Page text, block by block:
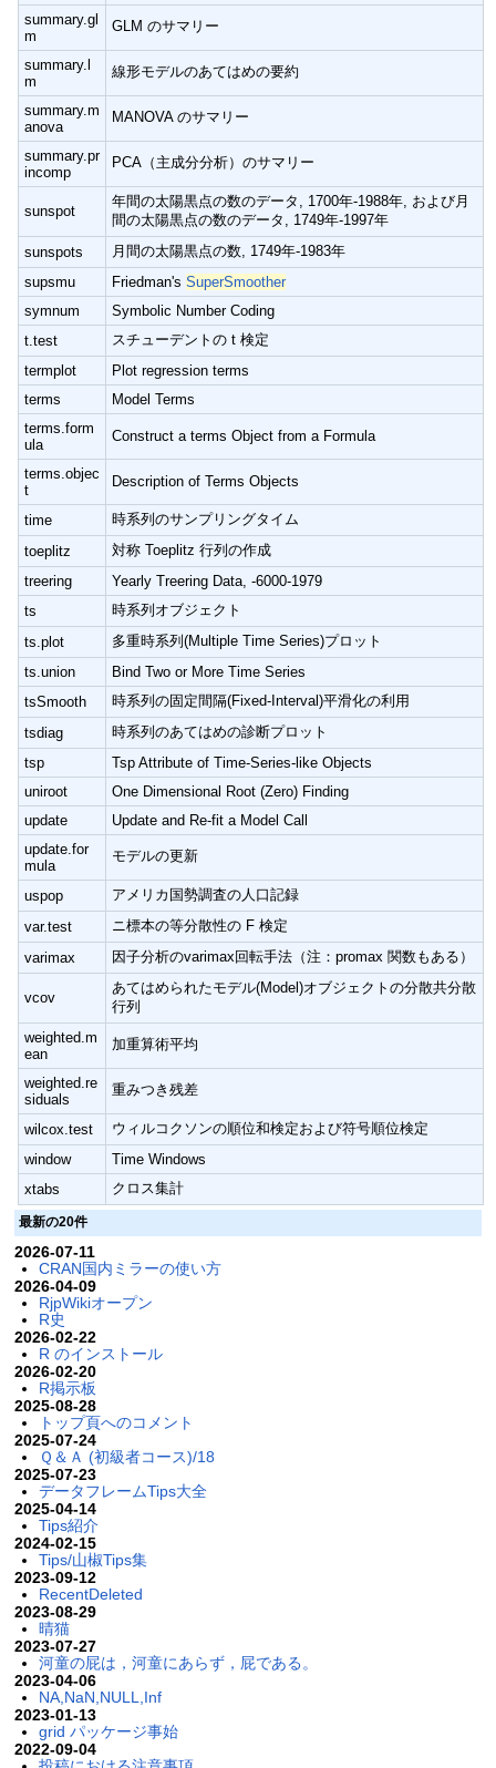
summary.gl
m
GLM のサマリー
summary.l
m
線形モデルのあてはめの要約
summary.m
anova
MANOVA のサマリー
summary.pr
incomp
PCA（主成分分析）のサマリー
sunspot
年間の太陽黒点の数のデータ, 1700年-1988年, および月
間の太陽黒点の数のデータ, 1749年-1997年
sunspots
月間の太陽黒点の数, 1749年-1983年
supsmu
Friedman'sSuperSmoother
symnum
Symbolic Number Coding
t.test
スチューデントの t 検定
termplot
Plot regression terms
terms
Model Terms
terms.form
ula
Construct a terms Object from a Formula
terms.objec
t
Description of Terms Objects
time
時系列のサンプリングタイム
toeplitz
対称 Toeplitz 行列の作成
treering
Yearly Treering Data, -6000-1979
ts
時系列オブジェクト
ts.plot
多重時系列(Multiple Time Series)プロット
ts.union
Bind Two or More Time Series
tsSmooth
時系列の固定間隔(Fixed-Interval)平滑化の利用
tsdiag
時系列のあてはめの診断プロット
tsp
Tsp Attribute of Time-Series-like Objects
uniroot
One Dimensional Root (Zero) Finding
update
Update and Re-fit a Model Call
update.for
mula
モデルの更新
uspop
アメリカ国勢調査の人口記録
var.test
ニ標本の等分散性の F 検定
varimax
因子分析のvarimax回転手法（注：promax 関数もある）
vcov
あてはめられたモデル(Model)オブジェクトの分散共分散
行列
weighted.m
ean
加重算術平均
weighted.re
siduals
重みつき残差
wilcox.test
ウィルコクソンの順位和検定および符号順位検定
window
Time Windows
xtabs
クロス集計
最新の20件
2026-07-11
CRAN国内ミラーの使い方
2026-04-09
RjpWikiオープン
R史
2026-02-22
R のインストール
2026-02-20
R掲示板
2025-08-28
トップ頁へのコメント
2025-07-24
Ｑ＆Ａ (初級者コース)/18
2025-07-23
データフレームTips大全
2025-04-14
Tips紹介
2024-02-15
Tips/山椒Tips集
2023-09-12
RecentDeleted
2023-08-29
晴猫
2023-07-27
河童の屁は，河童にあらず，屁である。
2023-04-06
NA,NaN,NULL,Inf
2023-01-13
grid パッケージ事始
2022-09-04